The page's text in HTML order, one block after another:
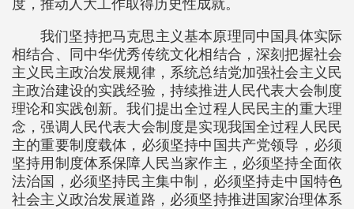
度，推动人大工作取得历史性成就。
我们坚持把马克思主义基本原理同中国具体实际
相结合、同中华优秀传统文化相结合，深刻把握社会
主义民主政治发展规律，系统总结党加强社会主义民
主政治建设的实践经验，持续推进人民代表大会制度
理论和实践创新。我们提出全过程人民民主的重大理
念，强调人民代表大会制度是实现我国全过程人民民
主的重要制度载体，必须坚持中国共产党领导，必须
坚持用制度体系保障人民当家作主，必须坚持全面依
法治国，必须坚持民主集中制，必须坚持走中国特色
社会主义政治发展道路，必须坚持推进国家治理体系